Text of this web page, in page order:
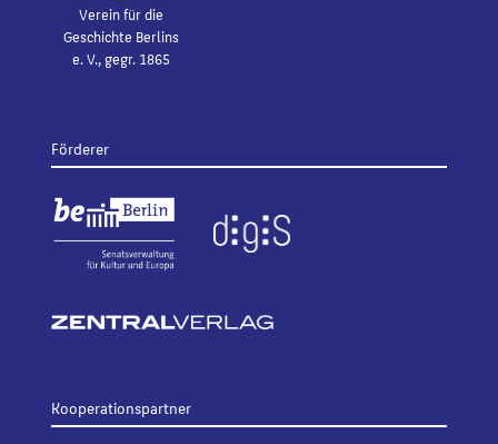
Verein für die
Geschichte Berlins
e. V., gegr. 1865
Förderer
Kooperationspartner